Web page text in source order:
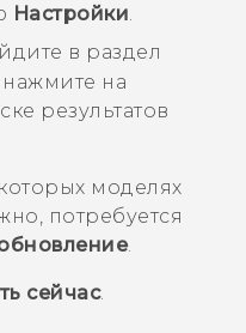
Настройки.
в раздел
на
результатов
моделях
потребуется
.
сейчас.